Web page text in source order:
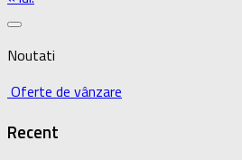
Noutati
Oferte de vânzare
Recent